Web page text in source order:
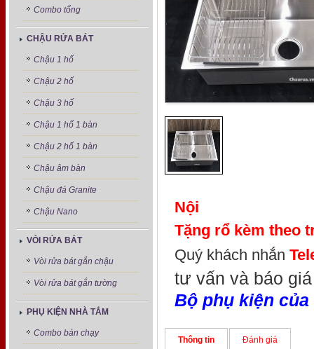
Combo tổng
CHẬU RỬA BÁT
Chậu 1 hố
Chậu 2 hố
Chậu 3 hố
Chậu 1 hố 1 bàn
Chậu 2 hố 1 bàn
Chậu âm bàn
Chậu đá Granite
Chậu Nano
VÒI RỬA BÁT
Vòi rửa bát gắn chậu
Vòi rửa bát gắn tường
PHỤ KIỆN NHÀ TẮM
Combo bán chạy
Nội
Tặng rổ kèm theo
Quý khách nhắn
tư vấn và báo
Bộ phụ kiện
Thông tin Đánh giá